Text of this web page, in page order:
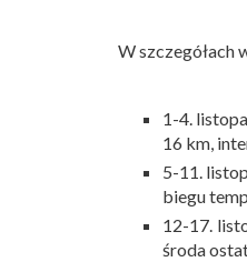
W szczegółach
1-4.
16 km,
5-11.
biegu
12-17.
środa